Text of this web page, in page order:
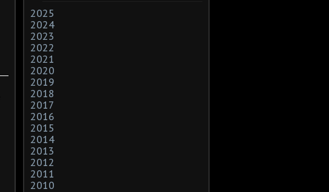
2025
2024
2023
2022
2021
2020
2019
2018
2017
2016
2015
2014
2013
2012
2011
2010